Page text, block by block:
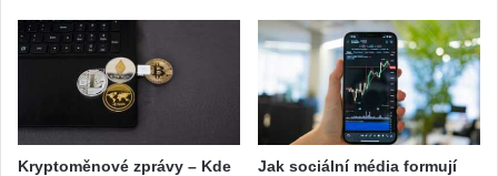
Kryptoměnové zprávy – Kde
Jak sociální média formují